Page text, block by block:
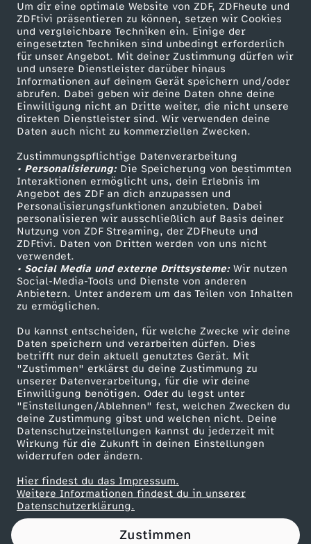
Um dir eine optimale Website von ZDF, ZDFheute und
ZDFtivi präsentieren zu können, setzen wir Cookies
und vergleichbare Techniken ein. Einige der
eingesetzten Techniken sind unbedingt erforderlich
für unser Angebot. Mit deiner Zustimmung dürfen wir
und unsere Dienstleister darüber hinaus
Informationen auf deinem Gerät speichern und/oder
abrufen. Dabei geben wir deine Daten ohne deine
Einwilligung nicht an Dritte weiter, die nicht unsere
direkten Dienstleister sind. Wir verwenden deine
Daten auch nicht zu kommerziellen Zwecken.
Zustimmungspflichtige Datenverarbeitung
• Personalisierung:Die Speicherung von bestimmten
Interaktionen ermöglicht uns, dein Erlebnis im
Angebot des ZDF an dich anzupassen und
Personalisierungsfunktionen anzubieten. Dabei
personalisieren wir ausschließlich auf Basis deiner
Nutzung von ZDF Streaming, der ZDFheute und
ZDFtivi. Daten von Dritten werden von uns nicht
verwendet.
• Social Media und externe Drittsysteme:Wir nutzen
Social-Media-Tools und Dienste von anderen
Anbietern. Unter anderem um das Teilen von Inhalten
zu ermöglichen.
Du kannst entscheiden, für welche Zwecke wir deine
Daten speichern und verarbeiten dürfen. Dies
betrifft nur dein aktuell genutztes Gerät. Mit
"Zustimmen" erklärst du deine Zustimmung zu
unserer Datenverarbeitung, für die wir deine
Einwilligung benötigen. Oder du legst unter
"Einstellungen/Ablehnen" fest, welchen Zwecken du
deine Zustimmung gibst und welchen nicht. Deine
Datenschutzeinstellungen kannst du jederzeit mit
Wirkung für die Zukunft in deinen Einstellungen
widerrufen oder ändern.
Hier findest du das Impressum.
Weitere Informationen findest du in unserer
Datenschutzerklärung.
Zustimmen
i
e
h
u
n
g
-
W
i
e
e
i
f
e
r
s
Mehr ZDF
ZDF-Apps
Smart TV
ZDFtext
Livestreams
Sendungen A-Z
TV-Programm
Service
ZDFmitreden
Kontakt zum ZDF
Tickets
Zuschauerservice
Hilfe
ZDF Unternehmen
Karriere
ZDF goes Schule
Werbefernsehen
Mainzelmännchen
Partner